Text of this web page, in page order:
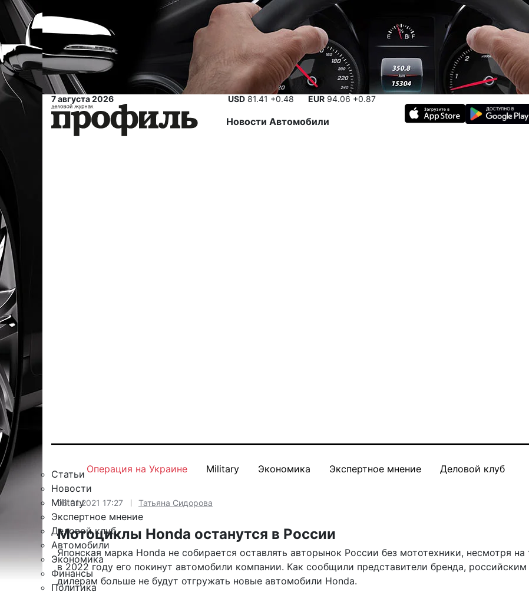
7 августа 2026 USD 81.41 +0.48 EUR 94.06 +0.87
Новости Автомобили
Статьи
Новости
Military
Экспертное мнение
Деловой клуб
Автомобили
Экономика
Финансы
Политика
Операция на Украине Military Экономика Экспертное мнение Деловой клуб
06.01.2021 17:27 Татьяна Сидорова
Мотоциклы Honda останутся в России
Японская марка Honda не собирается оставлять авторынок России без мототехники, несмотря на
в 2022 году его покинут автомобили компании. Как сообщили представители бренда, российским
дилерам больше не будут отгружать новые автомобили Honda.